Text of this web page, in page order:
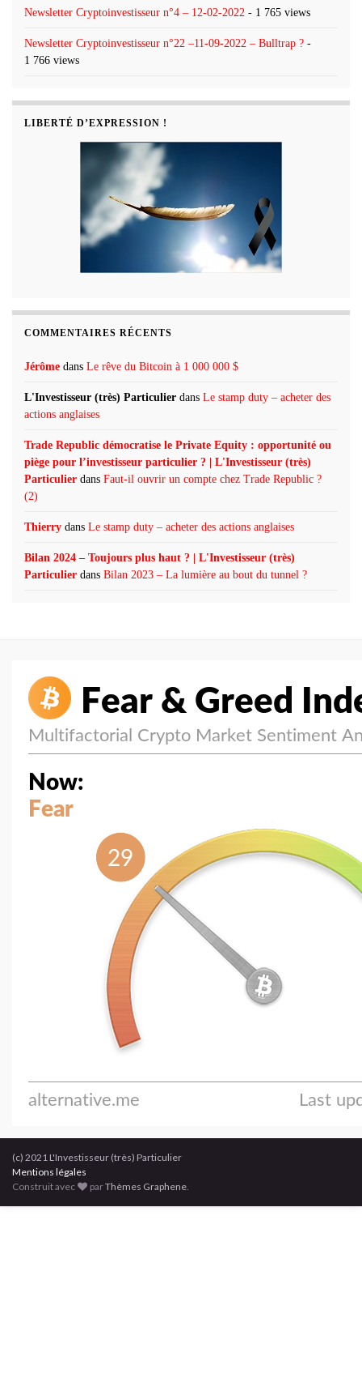
Newsletter Cryptoinvestisseur n°4 – 12-02-2022 - 1 765 views
Newsletter Cryptoinvestisseur n°22 –11-09-2022 – Bulltrap ? -
1 766 views
LIBERTÉ D’EXPRESSION !
COMMENTAIRES RÉCENTS
Jérôme dans Le rêve du Bitcoin à 1 000 000 $
L'Investisseur (très) Particulier dans Le stamp duty – acheter des
actions anglaises
Trade Republic démocratise le Private Equity : opportunité ou
piège pour l’investisseur particulier ? | L'Investisseur (très)
Particulier dans Faut-il ouvrir un compte chez Trade Republic ?
(2)
Thierry dans Le stamp duty – acheter des actions anglaises
Bilan 2024 – Toujours plus haut ? | L'Investisseur (très)
Particulier dans Bilan 2023 – La lumière au bout du tunnel ?
(c) 2021 L'Investisseur (très) Particulier
Mentions légales
Construit avec
parThèmes Graphene